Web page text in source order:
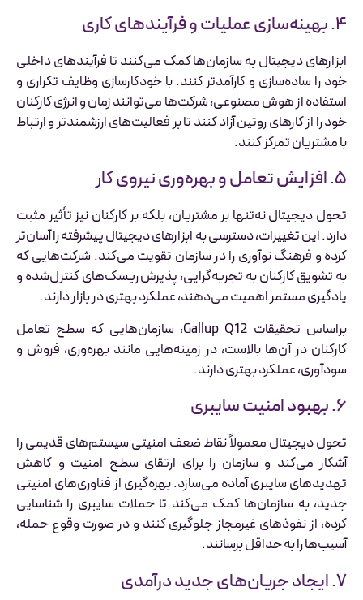
۴. بهینه‌سازی عملیات و فرآیندهای کاری
ابزارهای دیجیتال به سازمان‌ها کمک می‌کنند تا فرآیندهای داخلی
خود را ساده‌سازی و کارآمدتر کنند. با خودکارسازی وظایف تکراری و
استفاده از هوش مصنوعی، شرکت‌ها می‌توانند زمان و انرژی کارکنان
خود را از کارهای روتین آزاد کنند تا بر فعالیت‌های ارزشمندتر و ارتباط
با مشتریان تمرکز کنند.
۵. افزایش تعامل و بهره‌وری نیروی کار
تحول دیجیتال نه‌تنها بر مشتریان، بلکه بر کارکنان نیز تأثیر مثبت
دارد. این تغییرات، دسترسی به ابزارهای دیجیتال پیشرفته را آسان‌تر
کرده و فرهنگ نوآوری را در سازمان تقویت می‌کند. شرکت‌هایی که
به تشویق کارکنان به تجربه‌گرایی، پذیرش ریسک‌های کنترل‌شده و
یادگیری مستمر اهمیت می‌دهند، عملکرد بهتری در بازار دارند.
براساس تحقیقات Gallup Q12، سازمان‌هایی که سطح تعامل
کارکنان در آن‌ها بالاست، در زمینه‌هایی مانند بهره‌وری، فروش و
سودآوری، عملکرد بهتری دارند.
۶. بهبود امنیت سایبری
تحول دیجیتال معمولاً نقاط ضعف امنیتی سیستم‌های قدیمی را
آشکار می‌کند و سازمان را برای ارتقای سطح امنیت و کاهش
تهدیدهای سایبری آماده می‌سازد. بهره‌گیری از فناوری‌های امنیتی
جدید، به سازمان‌ها کمک می‌کند تا حملات سایبری را شناسایی
کرده، از نفوذهای غیرمجاز جلوگیری کنند و در صورت وقوع حمله،
آسیب‌ها را به حداقل برسانند.
۷. ایجاد جریان‌های جدید درآمدی